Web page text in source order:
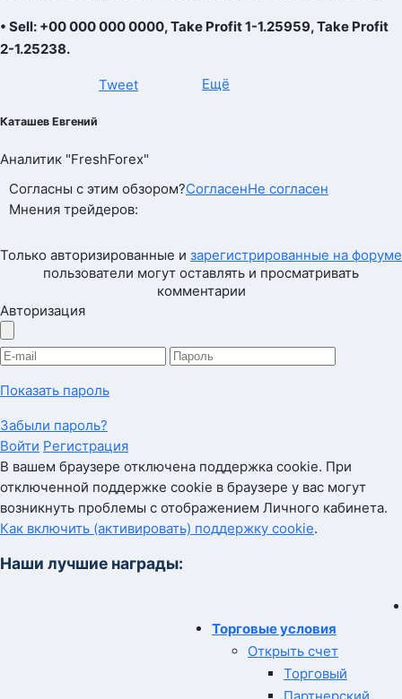
• Sell: +00 000 000 0000, Take Profit 1-1.25959, Take Profit
2-1.25238.
Tweet Ещё
Каташев Евгений
Аналитик "FreshForex"
Согласны с этим обзором?СогласенНе согласен
Мнения трейдеров:
Только авторизированные и зарегистрированные на форуме
пользователи могут оставлять и просматривать
комментарии
Авторизация
Показать пароль
Забыли пароль?
Войти Регистрация
В вашем браузере отключена поддержка cookie. При
отключенной поддержке cookie в браузере у вас могут
возникнуть проблемы с отображением Личного кабинета.
Как включить (активировать) поддержку cookie.
Наши лучшие награды:
Торговые условия
Открыть счет
Торговый